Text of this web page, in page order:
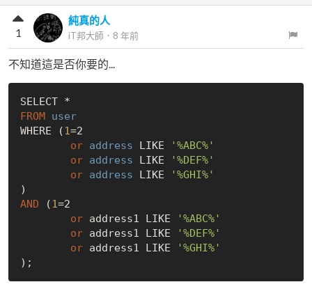
純真的人
iT邦大師 ． 8 年前
1
不知道這是否你要的...
FROM user
WHERE (1=2
or address LIKE
'%ABC%'
or address LIKE
'%DEF%'
or address LIKE
'%GHI%'
AND (1=2
or address1 LIKE
'%ABC%'
or address1 LIKE
'%DEF%'
or address1 LIKE
'%GHI%'